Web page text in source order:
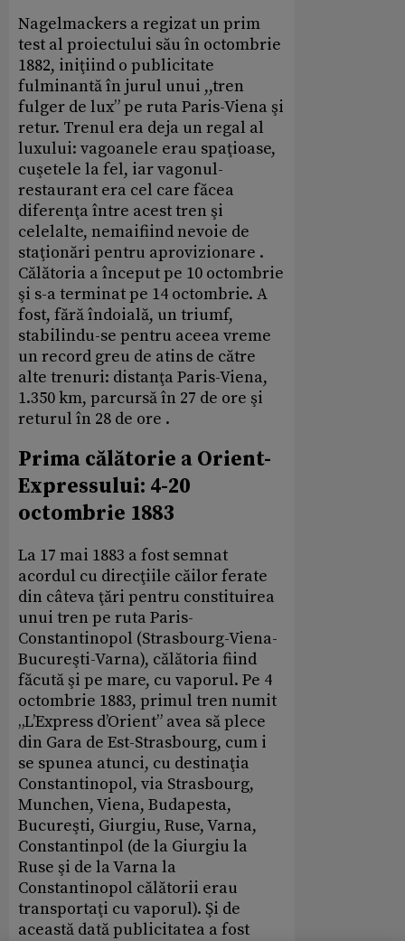
Nagelmackers a regizat un prim
test al proiectului său în octombrie
1882, iniţiind o publicitate
fulminantă în jurul unui ,,tren
fulger de lux” pe ruta Paris-Viena şi
retur. Trenul era deja un regal al
luxului: vagoanele erau spaţioase,
cuşetele la fel, iar vagonul-
restaurant era cel care făcea
diferenţa între acest tren şi
celelalte, nemaifiind nevoie de
staţionări pentru aprovizionare .
Călătoria a început pe 10 octombrie
şi s-a terminat pe 14 octombrie. A
fost, fără îndoială, un triumf,
stabilindu-se pentru aceea vreme
un record greu de atins de către
alte trenuri: distanţa Paris-Viena,
1.350 km, parcursă în 27 de ore şi
returul în 28 de ore .
Prima călătorie a Orient-
Expressului: 4-20
octombrie 1883
La 17 mai 1883 a fost semnat
acordul cu direcţiile căilor ferate
din câteva ţări pentru constituirea
unui tren pe ruta Paris-
Constantinopol (Strasbourg-Viena-
Bucureşti-Varna), călătoria fiind
făcută şi pe mare, cu vaporul. Pe 4
octombrie 1883, primul tren numit
„L’Express d’Orient” avea să plece
din Gara de Est-Strasbourg, cum i
se spunea atunci, cu destinaţia
Constantinopol, via Strasbourg,
Munchen, Viena, Budapesta,
Bucureşti, Giurgiu, Ruse, Varna,
Constantinpol (de la Giurgiu la
Ruse şi de la Varna la
Constantinopol călătorii erau
transportaţi cu vaporul). Şi de
această dată publicitatea a fost